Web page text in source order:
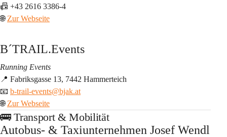
📠 +43 2616 3386-4
🌐 Zur Webseite
B´TRAIL.Events
Running Events
📍 Fabriksgasse 13, 7442 Hammerteich
📧 b-trail-events@bjak.at
🌐 Zur Webseite
🚌 Transport & Mobilität
Autobus- & Taxiunternehmen Josef Wendl